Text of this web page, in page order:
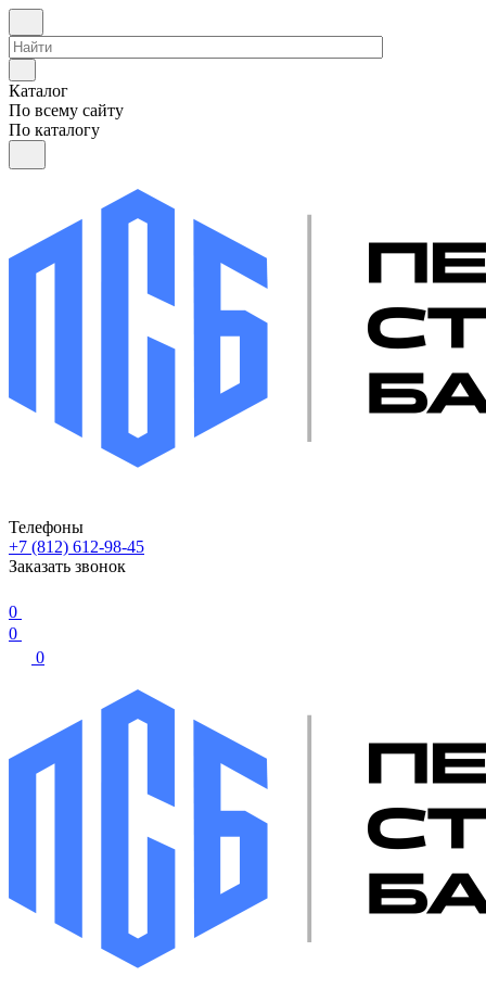
Каталог
По всему сайту
По каталогу
Телефоны
+7 (812) 612-98-45
Заказать звонок
0
0
0